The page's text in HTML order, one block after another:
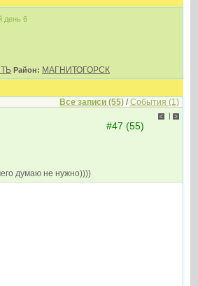
день 6
Район: МАГНИТОГОРСК
Все записи (55) /События (1)
< | >
#47 (55)
думаю не нужно))))